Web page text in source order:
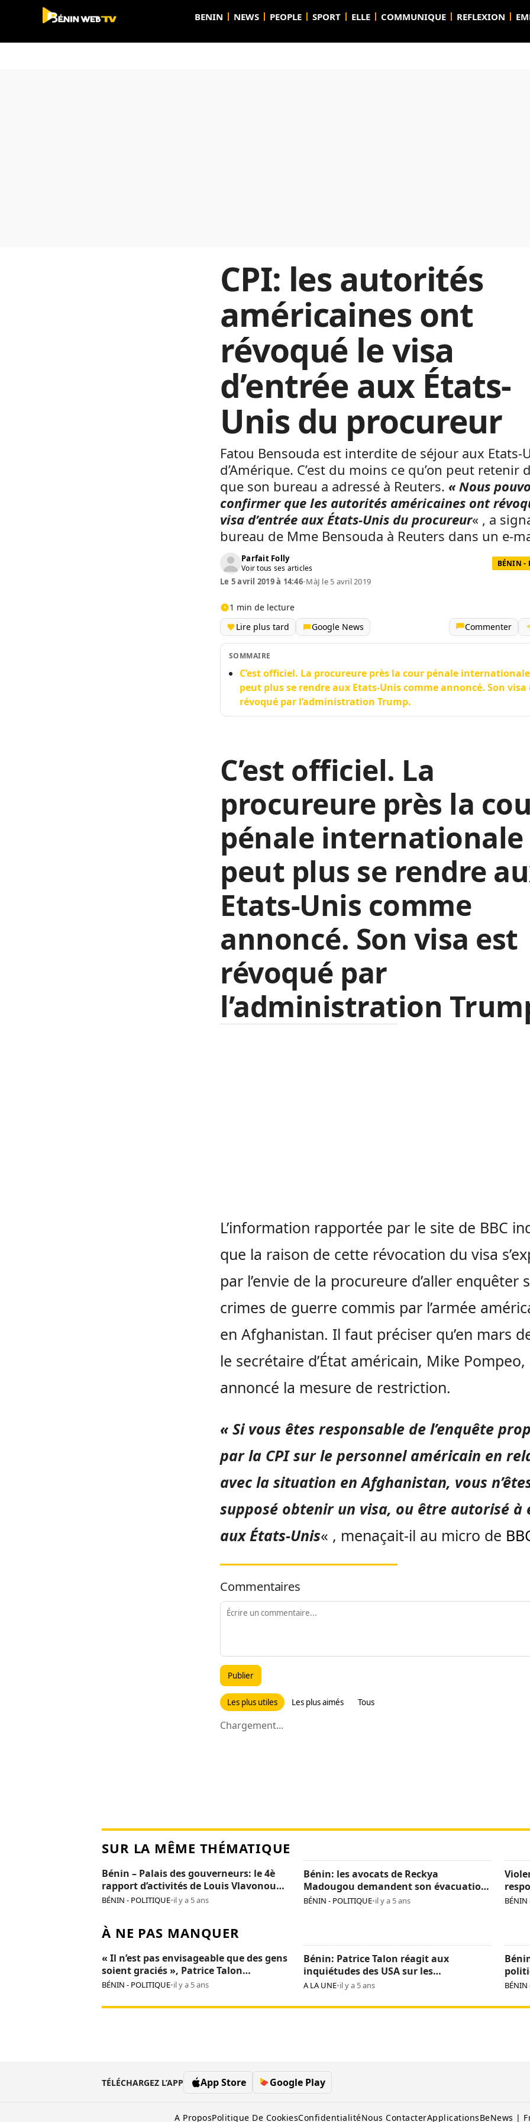
BENIN NEWS PEOPLE SPORT ELLE COMMUNIQUE REFLEXION
CPI: les autorités
américaines ont
révoqué le visa
d’entrée aux États-
Unis du procureur
Fatou Bensouda est interdite de séjour aux Etats-
d’Amérique. C’est du moins ce qu’on peut retenir
que son bureau a adressé à Reuters. « Nous
confirmer que les autorités américaines ont
visa d’entrée aux États-Unis du procureur« , a
bureau de Mme Bensouda à Reuters dans un e-
Parfait Folly
Voir tous ses articles BÉNIN -
Le 5 avril 2019 à 14:46•MàJ le 5 avril 2019
1 min de lecture
Lire plus tard
Google News Commenter
SOMMAIRE
C’est officiel. La procureure près la cour pénale
peut plus se rendre aux Etats-Unis comme annoncé. Son visa
révoqué par l’administration Trump.
C’est officiel. La
procureure près la
pénale internationale
peut plus se rendre
Etats-Unis comme
annoncé. Son visa est
révoqué par
l’administration
L’information rapportée par le site de BBC
que la raison de cette révocation du visa
par l’envie de la procureure d’aller enquêter
crimes de guerre commis par l’armée
en Afghanistan. Il faut préciser qu’en mars
le secrétaire d’État américain, Mike
annoncé la mesure de restriction.
« Si vous êtes responsable de l’enquête
par la CPI sur le personnel américain en
avec la situation en Afghanistan, vous
supposé obtenir un visa, ou être autorisé à
aux États-Unis« , menaçait-il au micro de
Commentaires
Publier
Les plus utiles Les plus aimés Tous
Chargement...
SUR LA MÊME THÉMATIQUE
Bénin – Palais des gouverneurs: le 4è
rapport d’activités de Louis Vlavonou
adopté
BÉNIN - POLITIQUE•il y a 5 ans
Bénin: les avocats de Reckya
Madougou demandent son évacuation
sanitaire
BÉNIN - POLITIQUE•il y a 5 ans
soit,
BÉNIN
À NE PAS MANQUER
« Il n’est pas envisageable que des gens
soient graciés », Patrice Talon
intransigeant face aux « opposants
BÉNIN - POLITIQUE•il y a 5 ans
Bénin: Patrice Talon réagit aux
inquiétudes des USA sur les
« arrestations d’opposants »
A LA UNE•il y a 5 ans BÉNIN
TÉLÉCHARGEZ L’APP App Store Google Play
A ProposPolitique De CookiesConfidentialitéNous ContacterApplicationsBeNews |